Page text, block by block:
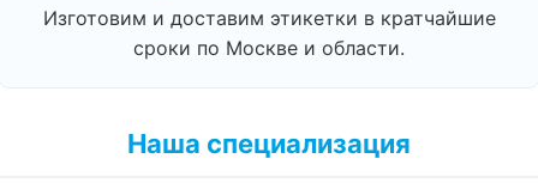
Изготовим и доставим этикетки в кратчайшие
сроки по Москве и области.
Наша специализация